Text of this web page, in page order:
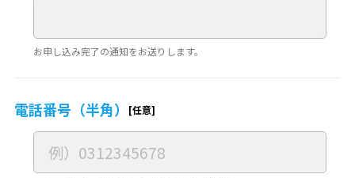
お申し込み完了の通知をお送りします。
電話番号（半角）